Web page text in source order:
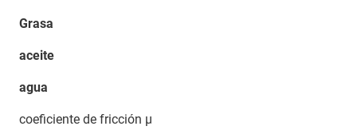
Grasa
aceite
agua
coeficiente de fricción µ